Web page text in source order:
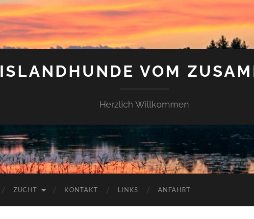
ISLANDHUNDE VOM
Herzlich Willkommen
ZUCHT KONTAKT LINKS ANFAHRT